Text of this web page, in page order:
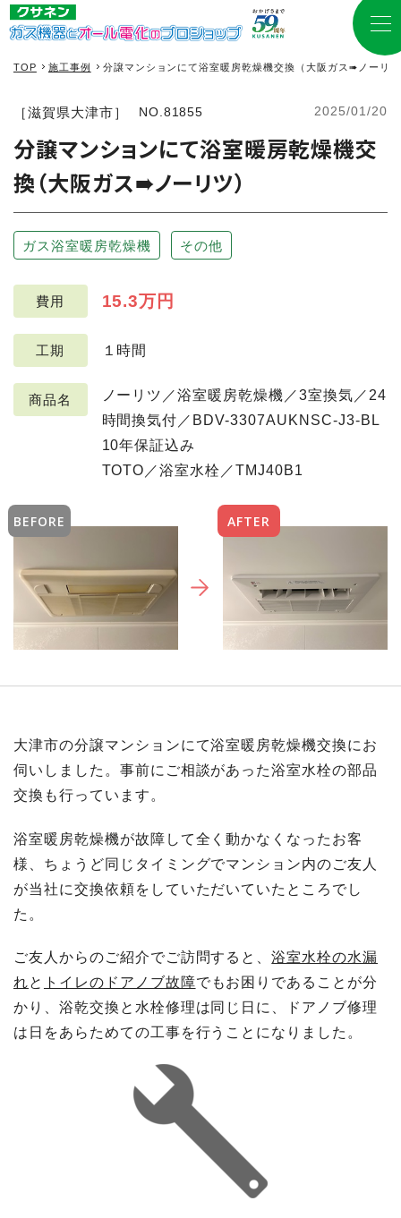
TOP 施工事例 分譲マンションにて浴室暖房乾燥機交換（大阪ガス➠ノーリ
［滋賀県大津市］ NO.81855 2025/01/20
分譲マンションにて浴室暖房乾燥機交
換（大阪ガス➠ノーリツ）
ガス浴室暖房乾燥機 その他
費用 15.3万円
工期 １時間
商品名
ノーリツ／浴室暖房乾燥機／3室換気／24
時間換気付／BDV-3307AUKNSC-J3-BL
10年保証込み
TOTO／浴室水栓／TMJ40B1
BEFORE AFTER
大津市の分譲マンションにて浴室暖房乾燥機交換にお
伺いしました。事前にご相談があった浴室水栓の部品
交換も行っています。
浴室暖房乾燥機が故障して全く動かなくなったお客
様、ちょうど同じタイミングでマンション内のご友人
が当社に交換依頼をしていただいていたところでし
た。
ご友人からのご紹介でご訪問すると、浴室水栓の水漏
れと トイレのドアノブ故障でもお困りであることが分
かり、浴乾交換と水栓修理は同じ日に、ドアノブ修理
は日をあらためての工事を行うことになりました。